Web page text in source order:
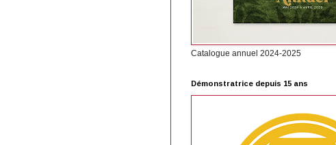
Catalogue annuel 2024-2025
Démonstratrice depuis 15 ans